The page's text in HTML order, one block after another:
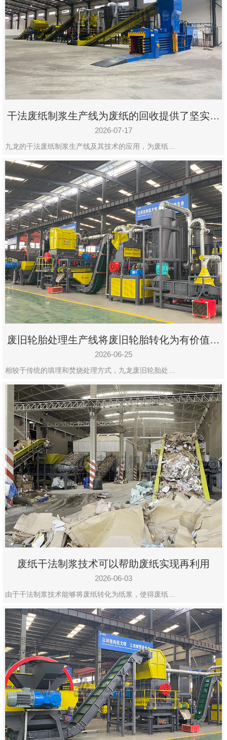
ICP
备
19020390
号-1
干法废纸制浆生产线为废纸的回收提供了坚实的
保障
2026-07-17
九龙的干法废纸制浆生产线及其技术的应用，为废纸…
废旧轮胎处理生产线将废旧轮胎转化为有价值的
资源
2026-06-25
相较于传统的填埋和焚烧处理方式，九龙废旧轮胎处…
废纸干法制浆技术可以帮助废纸实现再利用
2026-06-03
由于干法制浆技术能够将废纸转化为纸浆，使得废纸…